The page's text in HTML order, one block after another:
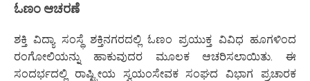
ಓಣಂ ಆಚರಣೆ
ಶಕ್ತಿ ವಿದ್ಯಾ ಸಂಸ್ಥೆ ಶಕ್ತಿನಗರದಲ್ಲಿ ಓಣಂ ಪ್ರಯುಕ್ತ ವಿವಿಧ ಹೂಗಳಿಂದ
ರಂಗೋಲಿಯನ್ನು ಹಾಕುವುದರ ಮೂಲಕ ಆಚರಿಸಲಾಯಿತು. ಈ
ಸಂದರ್ಭದಲ್ಲಿ ರಾಷ್ಟ್ರೀಯ ಸ್ವಯಂಸೇವಕ ಸಂಘದ ವಿಭಾಗ ಪ್ರಚಾರಕ